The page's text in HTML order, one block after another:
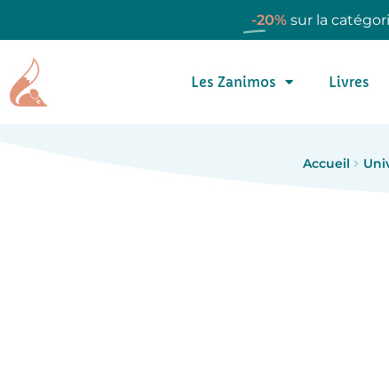
-20% sur la
Les Zanimos Livres
Accueil